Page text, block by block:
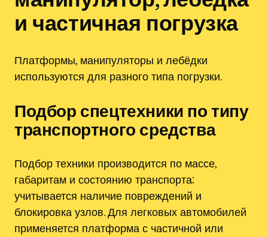
и частичная погрузка
Платформы, манипуляторы и лебёдки
используются для разного типа погрузки.
Подбор спецтехники по типу
транспортного средства
Подбор техники производится по массе,
габаритам и состоянию транспорта;
учитывается наличие повреждений и
блокировка узлов. Для легковых автомобилей
применяется платформа с частичной или